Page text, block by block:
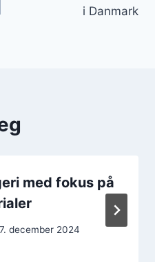
i Danmark
med fokus på
7. december 2024